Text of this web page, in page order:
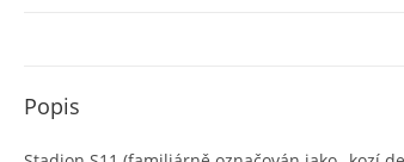
Popis